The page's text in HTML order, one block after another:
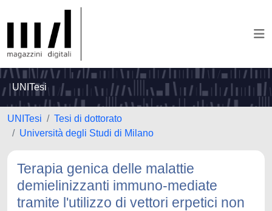
UNITesi
UNITesi
Tesi di dottorato
Università degli Studi di Milano
Terapia genica delle malattie
demielinizzanti immuno-mediate
tramite l'utilizzo di vettori erpetici non